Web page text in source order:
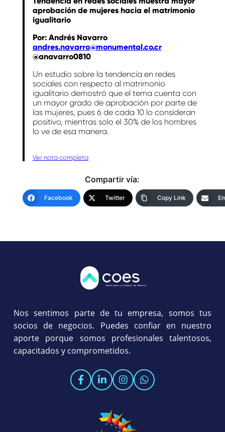
aprobación de mujeres hacia el matrimonio
igualitario
Por: Andrés Navarro
andres.navarro@monumental.co.cr
@anavarro0810
Un estudio sobre la tendencia en redes
sociales con respecto al matrimonio
igualitario demostró que el tema cuenta con
un mayor grado de aprobación por parte de
las mujeres, pues 6 de cada 10 lo consideran
positivo, mientras solo el 30% de los hombres
lo ve de esa manera.
Ver nota completa
Compartir vía:
Facebook Twitter Copy Link
Nos sentimos parte de tu empresa, somos tus
socios de negocios. Puedes confiar en nuestro
aporte porque somos profesionales talentosos,
capacitados y comprometidos.